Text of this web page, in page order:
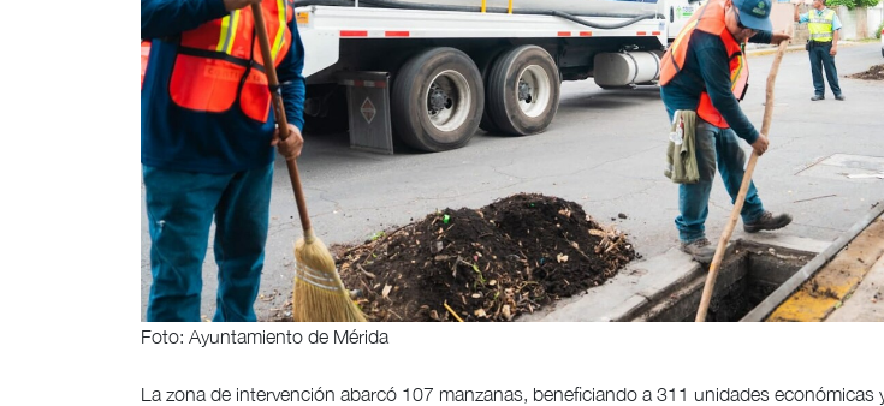
Foto: Ayuntamiento de Mérida
La zona de intervención abarcó 107 manzanas, beneficiando a 311 unidades económicas